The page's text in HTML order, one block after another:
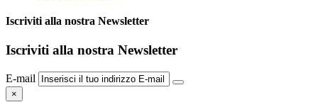
Iscriviti alla nostra Newsletter
Iscriviti alla nostra Newsletter
E-mail
×